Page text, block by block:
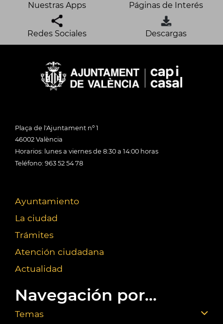
Nuestras Apps Páginas de Interés
Redes Sociales Descargas
Plaça de l'Ajuntament nº 1
46002 València
Horarios: lunes a viernes de 8:30 a 14:00 horas
Teléfono: 963 52 54 78
Ayuntamiento
La ciudad
Trámites
Atención ciudadana
Actualidad
Navegación por...
Temas